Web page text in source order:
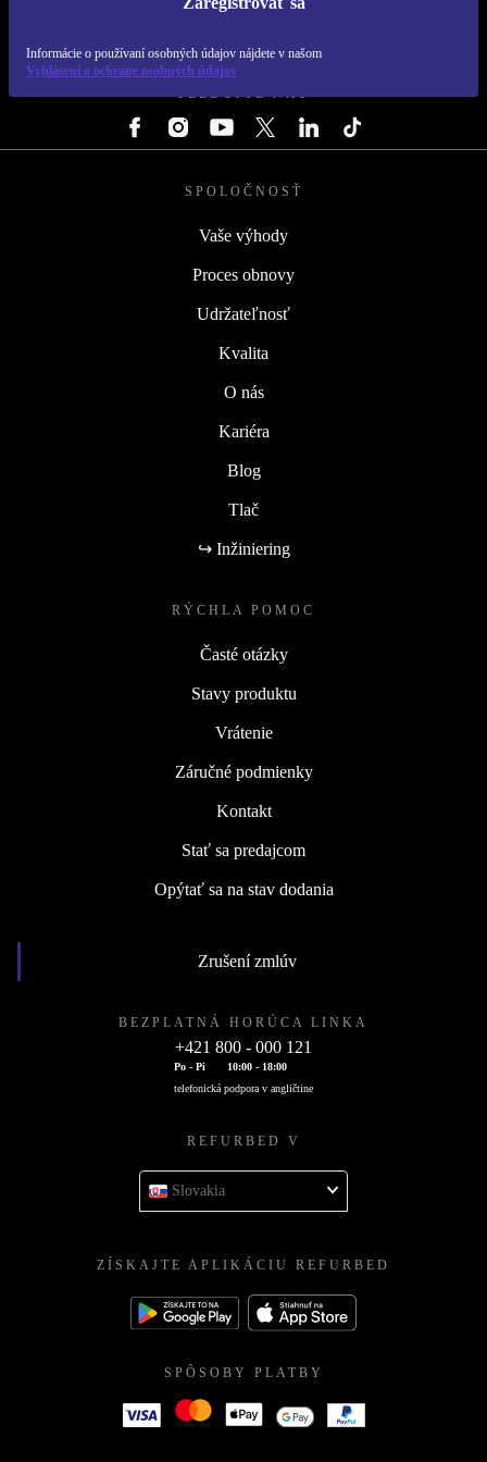
Informácie o používaní osobných údajov nájdete v našom
Vyhlásení o ochrane osobných údajov
SLEDUJTE NÁS
SPOLOČNOSŤ
Vaše výhody
Proces obnovy
Udržateľnosť
Kvalita
O nás
Kariéra
Blog
Tlač
↪ Inžiniering
RÝCHLA POMOC
Časté otázky
Stavy produktu
Vrátenie
Záručné podmienky
Kontakt
Stať sa predajcom
Opýtať sa na stav dodania
Zrušení zmlúv
BEZPLATNÁ HORÚCA LINKA
+421 800 - 000 121
Po - Pi
10:00 - 18:00
telefonická podpora v angličtine
REFURBED V
Slovakia
ZÍSKAJTE APLIKÁCIU REFURBED
SPÔSOBY PLATBY